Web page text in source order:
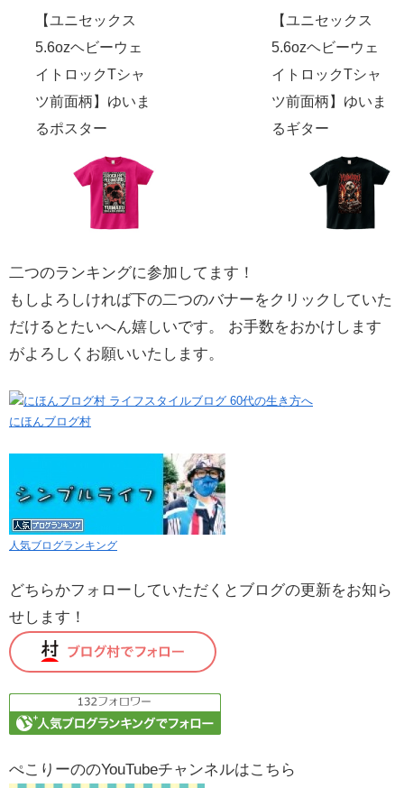
【ユニセックス
5.6ozヘビーウェ
イトロックTシャ
ツ前面柄】ゆいま
るポスター
【ユニセックス
5.6ozヘビーウェ
イトロックTシャ
ツ前面柄】ゆいま
るギター
二つのランキングに参加してます！
もしよろしければ下の二つのバナーをクリックしていた
だけるとたいへん嬉しいです。 お手数をおかけします
がよろしくお願いいたします。
にほんブログ村
人気ブログランキング
どちらかフォローしていただくとブログの更新をお知ら
せします！
ぺこりーののYouTubeチャンネルはこちら